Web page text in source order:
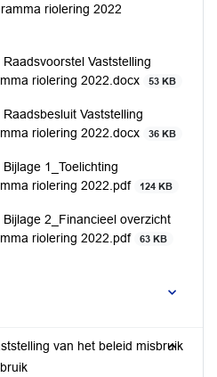
riolering 2022
Vaststelling
riolering 2022.docx
53 KB
Vaststelling
riolering 2022.docx
36 KB
1_Toelichting
riolering 2022.pdf
124 KB
2_Financieel overzicht
riolering 2022.pdf
63 KB
van het beleid misbruik